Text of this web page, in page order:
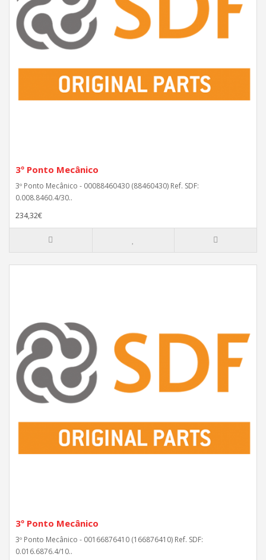
3º Ponto Mecânico
3º Ponto Mecânico - 00088460430 (88460430) Ref. SDF:
0.008.8460.4/30..
234,32€
3º Ponto Mecânico
3º Ponto Mecânico - 00166876410 (166876410) Ref. SDF:
0.016.6876.4/10..